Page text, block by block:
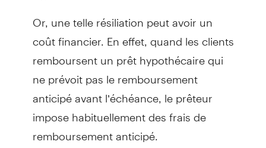
Or, une telle résiliation peut avoir un
coût financier. En effet, quand les clients
remboursent un prêt hypothécaire qui
ne prévoit pas le remboursement
anticipé avant l’échéance, le prêteur
impose habituellement des frais de
remboursement anticipé.